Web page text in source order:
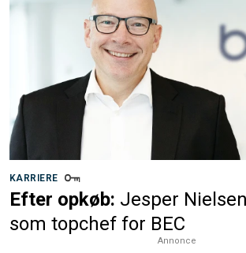
KARRIERE
Efter opkøb: Jesper
som topchef for BEC
Annonce